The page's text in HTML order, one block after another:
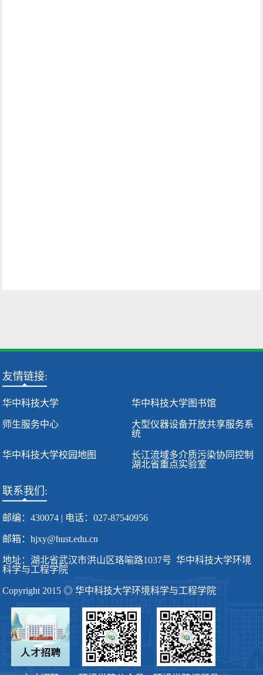
友情链接:
华中科技大学 华中科技大学图书馆
师生服务中心
大型仪器设备开放共享服务系
统
华中科技大学校园地图
长江流域多介质污染协同控制
湖北省重点实验室
联系我们:
邮编：430074 | 电话：027-87540956
邮箱：hjxy@hust.edu.cn
地址：湖北省武汉市洪山区珞喻路1037号 华中科技大学环境
科学与工程学院
Copyright 2015 ◎ 华中科技大学环境科学与工程学院